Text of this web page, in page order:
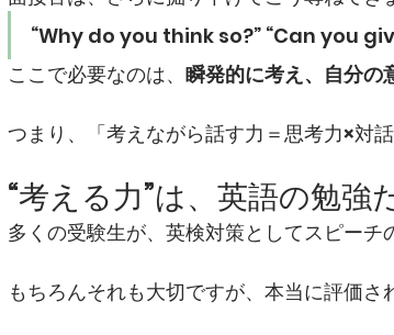
“Why do you think so?” “Can you
ここで必要なのは、 瞬発的に考え、自分の
つまり、「考えながら話す力＝思考力×対話
“考える力”は、英語の勉
多くの受験生が、英検対策としてスピーチ
もちろんそれも大切ですが、本当に評価さ